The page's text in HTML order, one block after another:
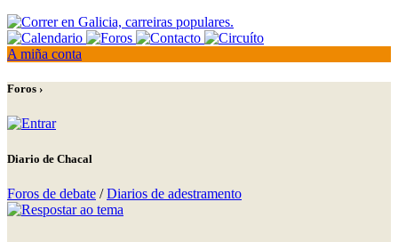
A miña conta
Foros ›
Diario de Chacal
Foros de debate /Diarios de adestramento